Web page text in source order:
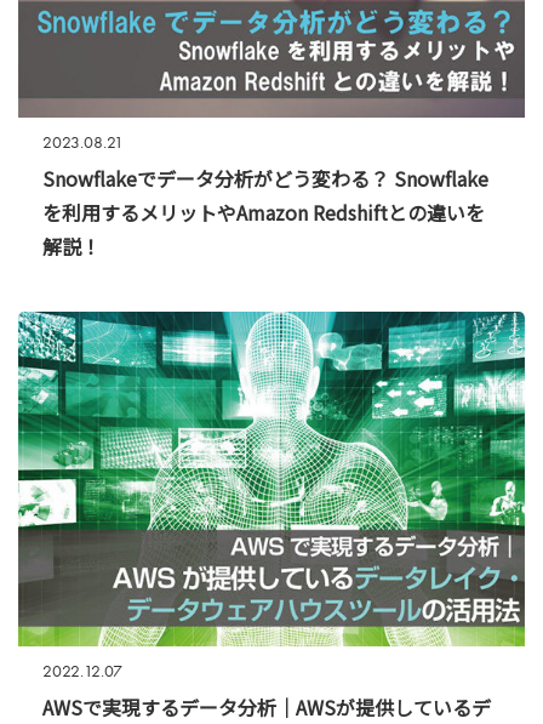
2023.08.21
Snowflakeでデータ分析がどう変わる？ Snowflake
を利用するメリットやAmazon Redshiftとの違いを
解説！
2022.12.07
AWSで実現するデータ分析｜AWSが提供しているデ